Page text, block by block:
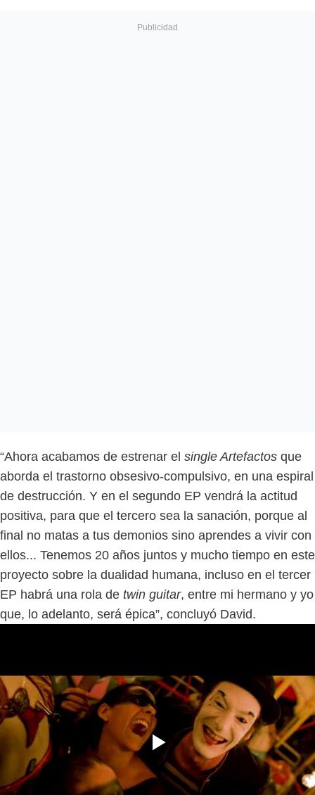
“Ahora acabamos de estrenar el single Artefactos que
aborda el trastorno obsesivo-compulsivo, en una espiral
de destrucción. Y en el segundo EP vendrá la actitud
positiva, para que el tercero sea la sanación, porque al
final no matas a tus demonios sino aprendes a vivir con
ellos... Tenemos 20 años juntos y mucho tiempo en este
proyecto sobre la dualidad humana, incluso en el tercer
EP habrá una rola de twin guitar, entre mi hermano y yo
que, lo adelanto, será épica”, concluyó David.